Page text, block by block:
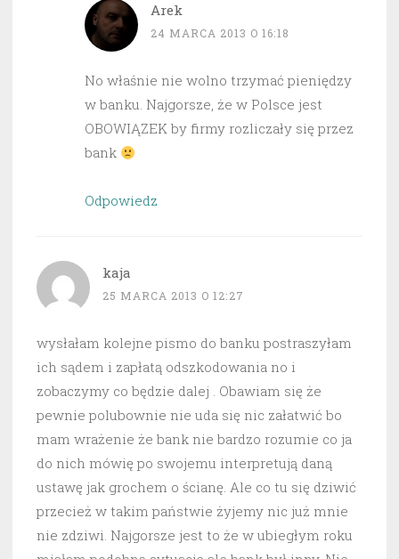
Arek
24 MARCA 2013 O 16:18
No właśnie nie wolno trzymać pieniędzy
w banku. Najgorsze, że w Polsce jest
OBOWIĄZEK by firmy rozliczały się przez
bank
Odpowiedz
kaja
25 MARCA 2013 O 12:27
wysłałam kolejne pismo do banku postraszyłam
ich sądem i zapłatą odszkodowania no i
zobaczymy co będzie dalej . Obawiam się że
pewnie polubownie nie uda się nic załatwić bo
mam wrażenie że bank nie bardzo rozumie co ja
do nich mówię po swojemu interpretują daną
ustawę jak grochem o ścianę. Ale co tu się dziwić
przecież w takim państwie żyjemy nic już mnie
nie zdziwi. Najgorsze jest to że w ubiegłym roku